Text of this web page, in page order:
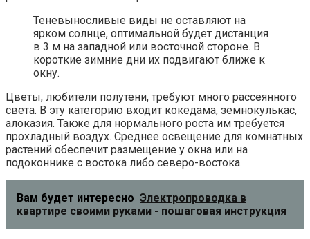
Теневыносливые виды не оставляют на
ярком солнце, оптимальной будет дистанция
в 3 м на западной или восточной стороне. В
короткие зимние дни их подвигают ближе к
окну.
Цветы, любители полутени, требуют много рассеянного
света. В эту категорию входит кокедама, земнокулькас,
алоказия. Также для нормального роста им требуется
прохладный воздух. Среднее освещение для комнатных
растений обеспечит размещение у окна или на
подоконнике с востока либо северо-востока.
Вам будет интересно Электропроводка в
квартире своими руками - пошаговая инструкция